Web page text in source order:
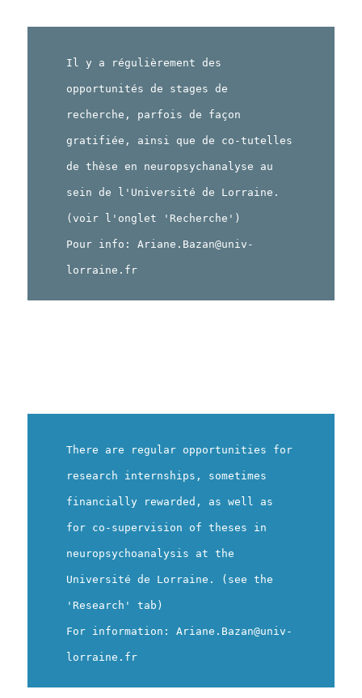
Il y a régulièrement des
opportunités de stages de
recherche, parfois de façon
gratifiée, ainsi que de co-tutelles
de thèse en neuropsychanalyse au
sein de l'Université de Lorraine.
(voir l'onglet 'Recherche')
Pour info: Ariane.Bazan@univ-
lorraine.fr
There are regular opportunities for
research internships, sometimes
financially rewarded, as well as
for co-supervision of theses in
neuropsychoanalysis at the
Université de Lorraine. (see the
'Research' tab)
For information: Ariane.Bazan@univ-
lorraine.fr